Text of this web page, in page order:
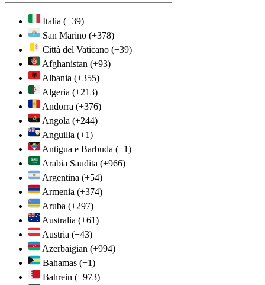
Italia (+39)
San Marino (+378)
Città del Vaticano (+39)
Afghanistan (+93)
Albania (+355)
Algeria (+213)
Andorra (+376)
Angola (+244)
Anguilla (+1)
Antigua e Barbuda (+1)
Arabia Saudita (+966)
Argentina (+54)
Armenia (+374)
Aruba (+297)
Australia (+61)
Austria (+43)
Azerbaigian (+994)
Bahamas (+1)
Bahrein (+973)